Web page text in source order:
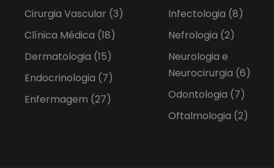
Cirurgia Vascular (3)
Clínica Médica (18)
Dermatologia (15)
Endocrinologia (7)
Enfermagem (27)
Infectologia (8)
Nefrologia (2)
Neurologia e
Neurocirurgia (6)
Odontologia (7)
Oftalmologia (2)